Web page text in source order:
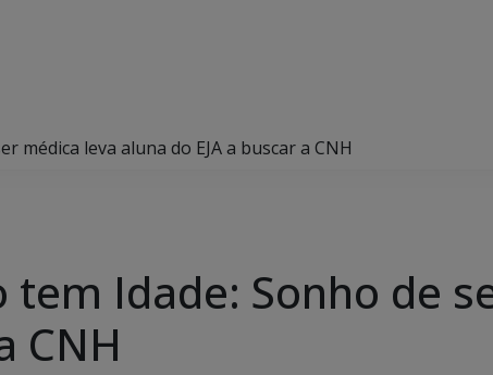
médica leva aluna do EJA a buscar a CNH
tem Idade: Sonho de
CNH